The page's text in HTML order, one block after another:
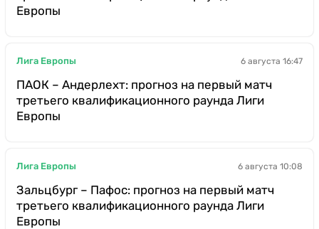
Европы
Лига Европы 6 августа 16:47
ПАОК – Андерлехт: прогноз на первый матч
третьего квалификационного раунда Лиги
Европы
Лига Европы 6 августа 10:08
Зальцбург – Пафос: прогноз на первый матч
третьего квалификационного раунда Лиги
Европы